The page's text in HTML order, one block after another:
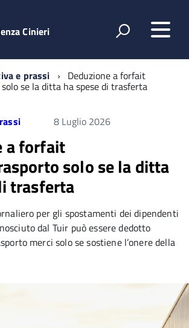
Cinieri
e prassi Deduzione a forfait
se la ditta ha spese di trasferta
8 Luglio 2026
a forfait
solo se la ditta
trasferta
per gli spostamenti dei dipendenti
dal Tuir può essere dedotto
merci solo se sostiene l’onere della